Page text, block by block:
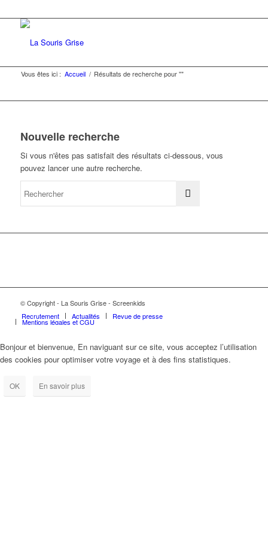
Vous êtes ici : Accueil / Résultats de recherche pour ""
Nouvelle recherche
Si vous n'êtes pas satisfait des résultats ci-dessous, vous
pouvez lancer une autre recherche.
© Copyright - La Souris Grise - Screenkids
Recrutement
Actualités Revue de presse
Mentions légales et CGU
Bonjour et bienvenue, En naviguant sur ce site, vous acceptez l’utilisation
des cookies pour optimiser votre voyage et à des fins statistiques.
OK En savoir plus